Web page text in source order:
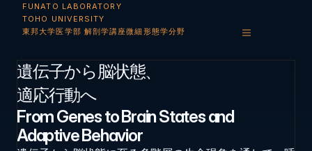
FUNATO LABORATORY
TOHO UNIVERSITY
東邦大学医学部 解剖学講座微細形態学分野
遺伝子から脳状態、
適応行動へ
From Genes to Brain States and
Adaptive Behavior